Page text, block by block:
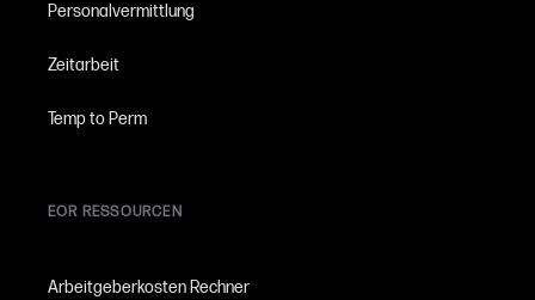
Personalvermittlung
Zeitarbeit
Temp to Perm
EOR RESSOURCEN
Arbeitgeberkosten Rechner